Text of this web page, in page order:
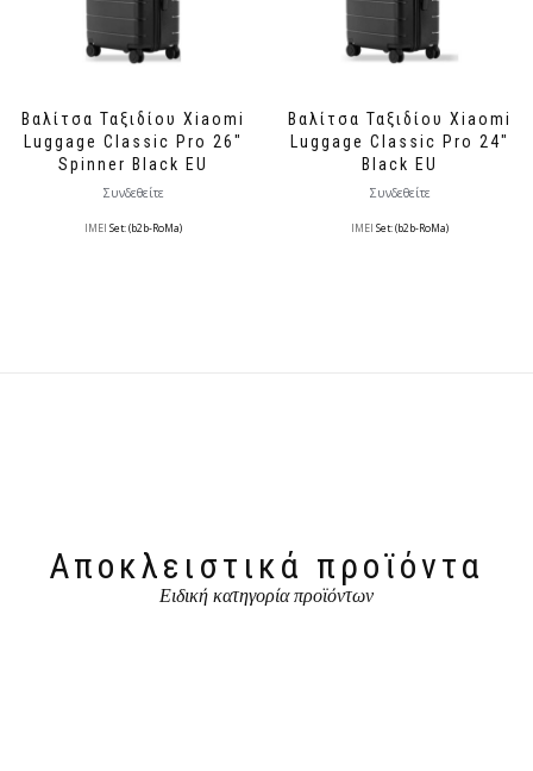
Βαλίτσα Ταξιδίου Xiaomi
Luggage Classic Pro 26″
Spinner Black EU
Συνδεθείτε
IMEI Set: (b2b-RoMa)
Βαλίτσα Ταξιδίου Xiaomi
Luggage Classic Pro 24″
Black EU
Συνδεθείτε
IMEI Set: (b2b-RoMa)
Αποκλειστικά προϊόντα
Ειδική κατηγορία προϊόντων